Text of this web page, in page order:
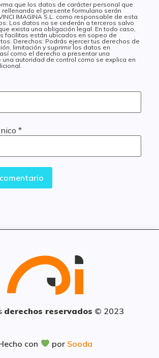
que los datos de carácter personal que
rellenando el presente formulario serán
IMAGINA S.L. como responsable de esta
Los datos no se cederán a terceros salvo
exista una obligación legal. En todo caso,
facilitas están ubicados en sopeo de
Derechos: Podrás ejercer tus derechos de
limitación y suprimir los datos en
como el derecho a presentar una
una autoridad de control como se explica en
*
derechos reservados © 2023
con por Sooda